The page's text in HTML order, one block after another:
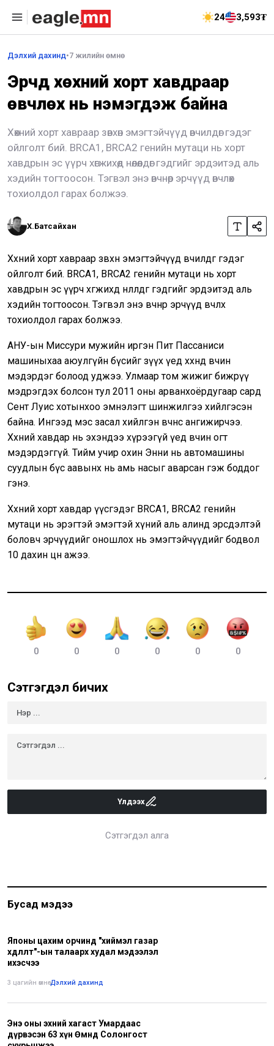
24 3,593₮
Дэлхий дахинд•7 жилийн өмнө
Эрчүүд хөхний хорт хавдраар
өвчлөх нь нэмэгдэж байна
Хөхний хорт хавраар зөвхөн эмэгтэйчүүд өвчилдөг гэдэг
ойлголт бий. BRCA1, BRCA2 генийн мутаци нь хорт
хавдрын эс үүрч хөгжихөд нөлөөлдөг гэдгийг эрдэитэд аль
хэдийн тогтоосон. Тэгвэл энэ өвчнөөр эрчүүд өвчлөх
тохиолдол гарах болжээ.
Х.Батсайхан
Хөхний хорт хавраар зөвхөн эмэгтэйчүүд өвчилдөг гэдэг
ойлголт бий. BRCA1, BRCA2 генийн мутаци нь хорт
хавдрын эс үүрч хөгжихөд нөлөөлдөг гэдгийг эрдэитэд аль
хэдийн тогтоосон. Тэгвэл энэ өвчнөөр эрчүүд өвчлөх
тохиолдол гарах болжээ.
АНУ-ын Миссури мужийн иргэн Пит Пассаниси
машиныхаа аюулгүйн бүсийг зүүх үед хөхөндөө өвчин
мэдэрдэг болоод уджээ. Улмаар том жижиг бижрүү
мэдрэгдэх болсон тул 2011 оны арванхоёрдугаар сард
Сент Луис хотынхоо эмнэлэгт шинжилгээ хийлгэсэн
байна. Ингээд мэс засал хийлгэн өвчнөөсөө ангижирчээ.
Хөхний хавдар нь эхэндээ хүрээгүй үед өвчин огт
мэдэрдэггүй. Тийм учир охин Энни нь автомашины
суудлын бүс аавынх нь амь насыг аварсан гэж боддог
гэнэ.
Хөхний хорт хавдар үүсгэдэг BRCA1, BRCA2 генийн
мутаци нь эрэгтэй эмэгтэй хүний аль алинд эрсдэлтэй
боловч эрчүүдийг оношлох нь эмэгтэйчүүдийг бодвол
10 дахин цөөн ажээ.
0 0 0 0 0 0
Сэтгэгдэл бичих
Үлдээх
Сэтгэгдэл алга
Бусад мэдээ
Японы цахим орчинд "хиймэл газар
хөдлөлт"-ын талаарх худал мэдээлэл
ихэсчээ
3 цагийн өмнө•Дэлхий дахинд
Энэ оны эхний хагаст Умардаас
дүрвэсэн 63 хүн Өмнөд Солонгост